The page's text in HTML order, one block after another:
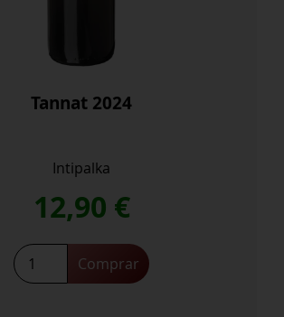
Tannat 2024
Intipalka
12,90 €
Tannat
2024
Comprar